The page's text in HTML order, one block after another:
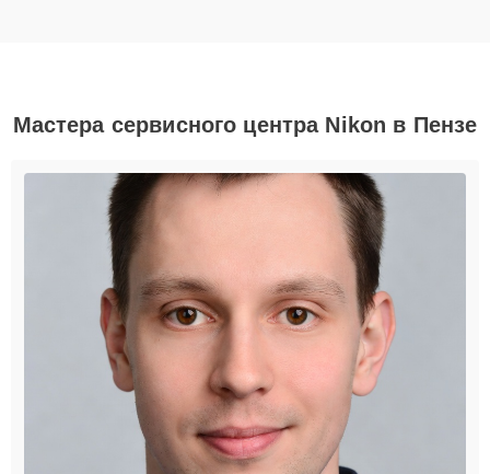
Мастера сервисного центра Nikon в Пензе